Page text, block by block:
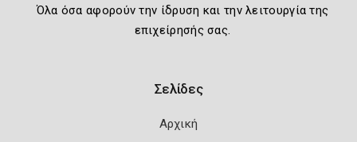
Όλα όσα αφορούν την ίδρυση και την λειτουργία της
επιχείρησής σας.
Σελίδες
Αρχική